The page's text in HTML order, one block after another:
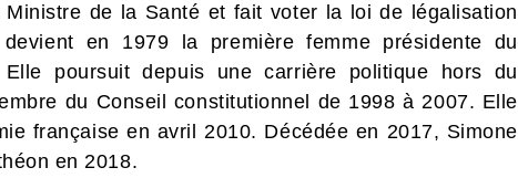
Ministre de la Santé et fait voter la loi de légalisation
en 1979 la première femme présidente du
Elle poursuit depuis une carrière politique hors du
du Conseil constitutionnel de 1998 à 2007. Elle
française en avril 2010. Décédée en 2017, Simone
en 2018.